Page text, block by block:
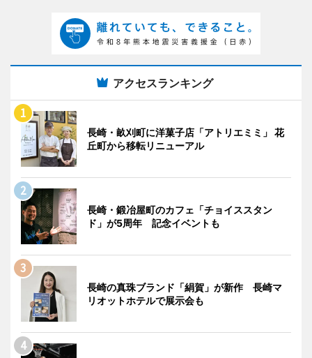
アクセスランキング
長崎・畝刈町に洋菓子店「アトリエミミ」 花
丘町から移転リニューアル
長崎・鍛冶屋町のカフェ「チョイススタン
ド」が5周年 記念イベントも
長崎の真珠ブランド「絹賀」が新作 長崎マ
リオットホテルで展示会も